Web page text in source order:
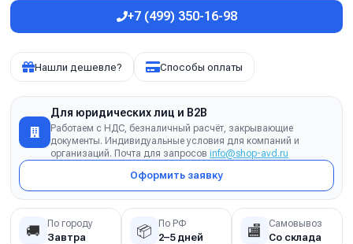
+7 (499) 350-16-98
Нашли дешевле? Способы оплаты
Для юридических лиц и B2B
Работаем с НДС, безналичный расчёт, закрывающие
документы. Индивидуальные условия для компаний и
организаций. Почта для запросов info@shop-avd.ru
Оформить заявку
🚚 По городу
Завтра 📦 По РФ
2–5 дней 🏬 Самовывоз
Со склада